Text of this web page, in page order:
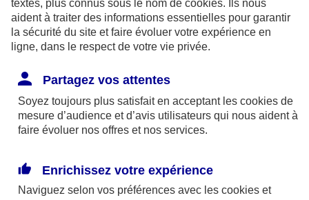
AXA France utilise vos données dans le
cadre de finalités se fondant sur les bases
Bases légales
Finalités
textes, plus connus sous le nom de cookies. Ils nous
aident à traiter des informations essentielles pour garantir
la sécurité du site et faire évoluer votre expérience en
ligne, dans le respect de votre vie privée.
Partagez vos attentes
Soyez toujours plus satisfait en acceptant les cookies de
mesure d’audience et d’avis utilisateurs qui nous aident à
faire évoluer nos offres et nos services.
Enrichissez votre expérience
Naviguez selon vos préférences avec les cookies et